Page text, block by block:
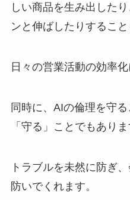
しい商品を生み出した
ンと伸ばしたりすること
日々の営業活動の効率
同時に、AIの倫理を守
「守る」ことでもありま
トラブルを未然に防ぎ
防いでくれます。